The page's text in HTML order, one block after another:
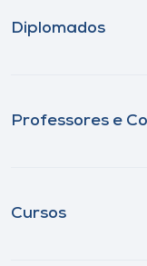
Diplomados
Professores e
Cursos